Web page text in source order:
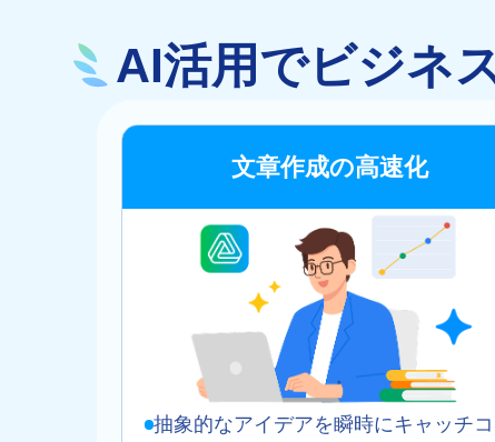
AI活用でビジネ
文章作成の高速化
抽象的なアイデアを瞬時にキャッチ